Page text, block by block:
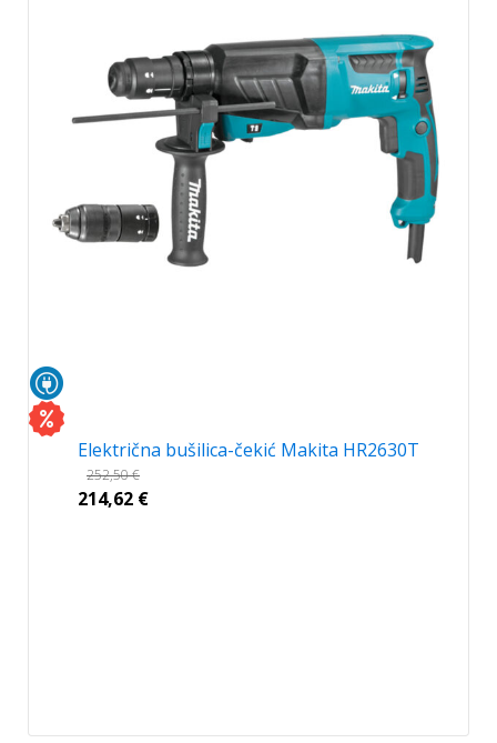
Električna bušilica-čekić Makita HR2630T
252,50€
214,62 €